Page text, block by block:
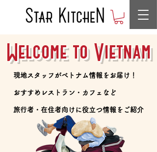
Welcome to Vietnam
​現地スタッフがベトナム情報をお届け！
​おすすめレストラン・カフェなど
​旅行者・在住者向けに役立つ情報をご紹介